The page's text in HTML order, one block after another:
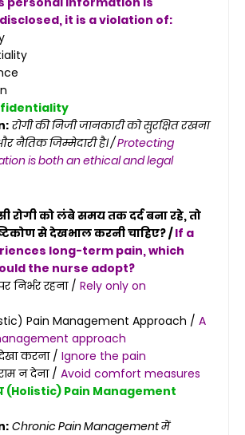
it is a violation of:
रोगी की निजी जानकारी को सुरक्षित रखना
नैतिक जिम्मेदारी है। /Protecting
is both an ethical and legal
रोगी को लंबे समय तक दर्द बना रहे, तो
से देखभाल करनी चाहिए? /If a
long-term pain, which
the nurse adopt?
निर्भर रहना / Rely only on
Pain Management Approach / A
approach
करना / Ignore the pain
न देना / Avoid comfort measures
(Holistic) Pain Management
Chronic Pain Management में